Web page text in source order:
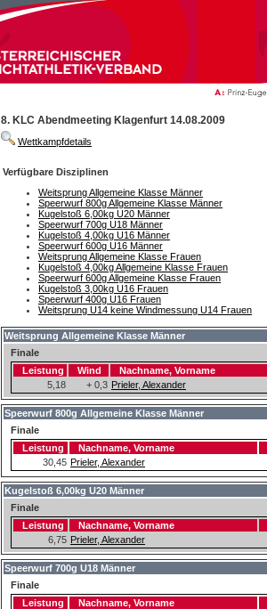
8. KLC Abendmeeting Klagenfurt 14.08.2009
Wettkampfdetails
Verfügbare Disziplinen
Weitsprung Allgemeine Klasse Männer
Speerwurf 800g Allgemeine Klasse Männer
Kugelstoß 6,00kg U20 Männer
Speerwurf 700g U18 Männer
Kugelstoß 4,00kg U16 Männer
Speerwurf 600g U16 Männer
Weitsprung Allgemeine Klasse Frauen
Kugelstoß 4,00kg Allgemeine Klasse Frauen
Speerwurf 600g Allgemeine Klasse Frauen
Kugelstoß 3,00kg U16 Frauen
Speerwurf 400g U16 Frauen
Weitsprung U14 keine Windmessung U14 Frauen
Weitsprung Allgemeine Klasse Männer
Finale
Leistung
Wind Nachname, Vorname
5,18
+ 0,3 Prieler, Alexander
Speerwurf 800g Allgemeine Klasse Männer
Finale
Leistung
Nachname, Vorname
30,45 Prieler, Alexander
Kugelstoß 6,00kg U20 Männer
Finale
Leistung
Nachname, Vorname
6,75 Prieler, Alexander
Speerwurf 700g U18 Männer
Finale
Leistung
Nachname, Vorname